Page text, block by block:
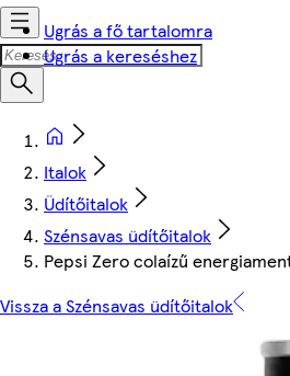
Ugrás a fő tartalomra
Ugrás a kereséshez
Italok
Üdítőitalok
Szénsavas üdítőitalok
Pepsi Zero colaízű
Vissza a Szénsavas üdítőitalok